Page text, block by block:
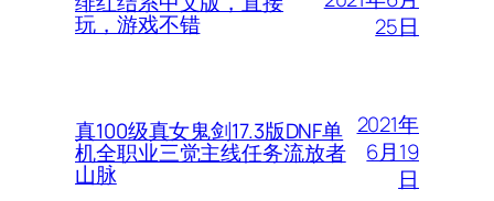
玩，游戏不错
25日
真100级真女鬼剑17.3版DNF单
机全职业三觉主线任务流放者
山脉
2021年
6月19
日